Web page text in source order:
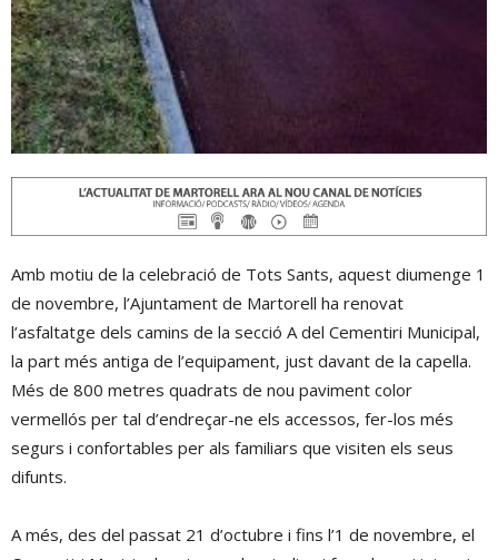
Amb motiu de la celebració de Tots Sants, aquest diumenge 1
de novembre, l’Ajuntament de Martorell ha renovat
l’asfaltatge dels camins de la secció A del Cementiri Municipal,
la part més antiga de l’equipament, just davant de la capella.
Més de 800 metres quadrats de nou paviment color
vermellós per tal d’endreçar-ne els accessos, fer-los més
segurs i confortables per als familiars que visiten els seus
difunts.
A més, des del passat 21 d’octubre i fins l’1 de novembre, el